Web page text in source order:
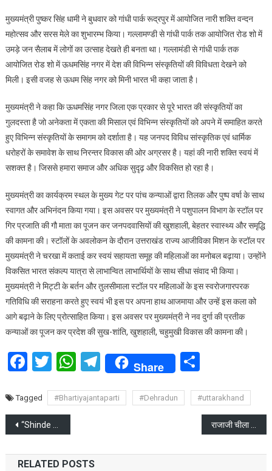
धमक
रूद्रपुर
में
रोड
उमड़ा
जनसैलाब
मुख्यमंत्री पुष्कर सिंह धामी ने बुधवार को गांधी पार्क रूद्रपुर में आयोजित नारी शक्ति वन्दन
महोत्सव और सरस मेले का शुभारम्भ किया। गल्लामण्डी से गांधी पार्क तक आयोजित रोड शो में
उमड़े जन सैलाब में लोगों का उत्साह देखते ही बनता था। गल्लामंडी से गांधी पार्क तक
आयोजित रोड शो में ऊधमसिंह नगर में देश की विभिन्न संस्कृतियों की विविधता देखने को
मिली। इसी वजह से ऊधम सिंह नगर को मिनी भारत भी कहा जाता है।
मुख्यमंत्री ने कहा कि ऊधमसिंह नगर जिला एक प्रकार से पूरे भारत की संस्कृतियों का
गुलदस्ता है जो अनेकता में एकता की मिसाल एवं विभिन्न संस्कृतियों को अपने में समाहित करते
हुए विभिन्न संस्कृतियों के समागम को दर्शाता है। यह जनपद विविध सांस्कृतिक एवं धार्मिक
धरोहरों के समावेश के साथ निरन्तर विकास की ओर अग्रसर है। यहां की नारी शक्ति स्वयं में
सशक्त है। जिससे हमारा समाज और अधिक सुदृढ़ और विकसित हो रहा है।
मुख्यमंत्री का कार्यक्रम स्थल के मुख्य गेट पर पांच कन्याओं द्वारा तिलक और पुष्प वर्षा के साथ
स्वागत और अभिनंदन किया गया। इस अवसर पर मुख्यमंत्री ने पशुपालन विभाग के स्टॉल पर
गिर प्रजाति की गौ माता का पूजन कर जनपदवासियों की खुशहाली, बेहतर स्वास्थ्य और समृद्धि
की कामना की। स्टॉलों के अवलोकन के दौरान उत्तराखंड राज्य आजीविका मिशन के स्टॉल पर
मुख्यमंत्री ने चरखा में कताई कर स्वयं सहायता समूह की महिलाओं का मनोबल बढ़ाया। उन्होंने
विकसित भारत संकल्प यात्रा से लाभान्वित लाभार्थियों के साथ सीधा संवाद भी किया।
मुख्यमंत्री ने मिट्टी के बर्तन और तुलसीमाला स्टॉल पर महिलाओं के इस स्वरोजगारपरक
गतिविधि की सराहना करते हुए स्वयं भी इस पर अपना हाथ आजमाया और उन्हें इस कला को
आगे बढ़ाने के लिए प्रोत्साहित किया। इस अवसर पर मुख्यमंत्री ने नव दुर्गा की प्रतीक
कन्याओं का पूजन कर प्रदेश की सुख-शांति, खुशहाली, चहुमुखी विकास की कामना की।
Facebook
Twitter
WhatsApp
Telegram
Share Share
Tagged #Bhartiyajantaparti #Dehradun #uttarakhand
Post
navigation
“Shinde faction is the real Shiv Sena”, Maharashtra Assembly Speaker
RELATED POSTS